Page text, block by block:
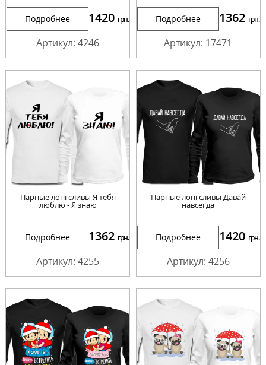
Подробнее 1420 грн.
Артикул: 4246
Подробнее 1362 грн.
Артикул: 17471
Парные лонгсливы Я тебя
люблю - Я знаю
Подробнее 1362 грн.
Артикул: 4255
Парные лонгсливы Давай
навсегда
Подробнее 1420 грн.
Артикул: 4256